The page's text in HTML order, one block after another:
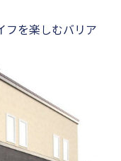
フを楽しむバリア